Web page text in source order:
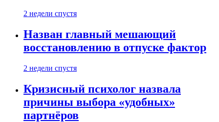
2 недели спустя
Назван главный мешающий
восстановлению в отпуске фактор
2 недели спустя
Кризисный психолог назвала
причины выбора «удобных»
партнёров